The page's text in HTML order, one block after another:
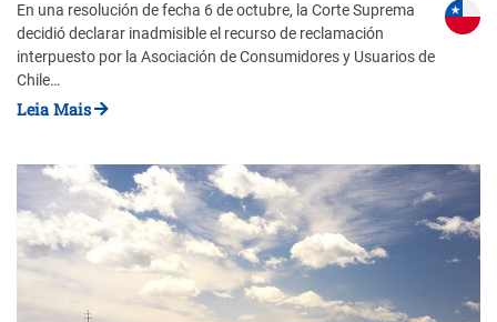
En una resolución de fecha 6 de octubre, la Corte Suprema
decidió declarar inadmisible el recurso de reclamación
interpuesto por la Asociación de Consumidores y Usuarios de
Chile…
Leia Mais